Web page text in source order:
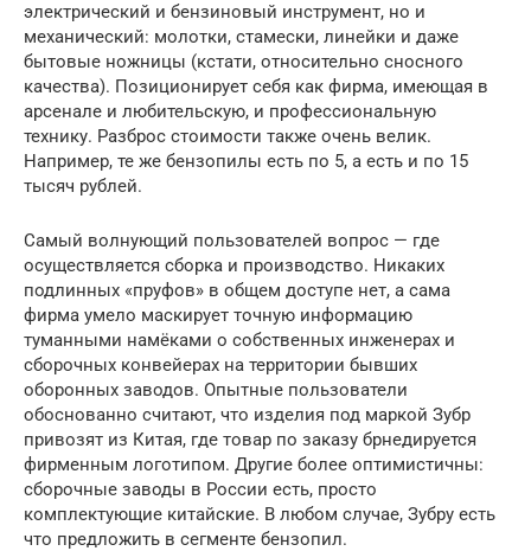
электрический и бензиновый инструмент, но и
механический: молотки, стамески, линейки и даже
бытовые ножницы (кстати, относительно сносного
качества). Позиционирует себя как фирма, имеющая в
арсенале и любительскую, и профессиональную
технику. Разброс стоимости также очень велик.
Например, те же бензопилы есть по 5, а есть и по 15
тысяч рублей.
Самый волнующий пользователей вопрос — где
осуществляется сборка и производство. Никаких
подлинных «пруфов» в общем доступе нет, а сама
фирма умело маскирует точную информацию
туманными намёками о собственных инженерах и
сборочных конвейерах на территории бывших
оборонных заводов. Опытные пользователи
обоснованно считают, что изделия под маркой Зубр
привозят из Китая, где товар по заказу брнедируется
фирменным логотипом. Другие более оптимистичны:
сборочные заводы в России есть, просто
комплектующие китайские. В любом случае, Зубру есть
что предложить в сегменте бензопил.